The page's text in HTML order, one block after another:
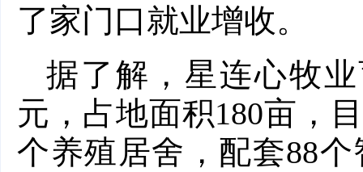
了家门口就业增收。
据了解，星连心牧
元，占地面积180亩，
个养殖居舍，配套88